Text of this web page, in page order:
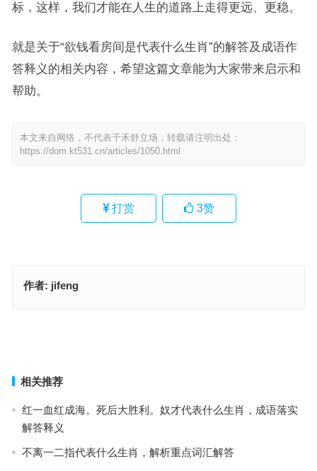
标，这样，我们才能在人生的道路上走得更远、更稳。
就是关于“欲钱看房间是代表什么生肖”的解答及成语作
答释义的相关内容，希望这篇文章能为大家带来启示和
帮助。
本文来自网络，不代表千禾舒立场，转载请注明出处：
https://dom.kt531.cn/articles/1050.html
打赏 3赞
作者: jifeng
相关推荐
红一血红成海。死后大胜利。奴才代表什么生肖，成语落实
解答释义
不离一二指代表什么生肖，解析重点词汇解答